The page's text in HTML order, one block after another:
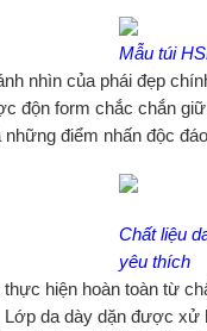
Mẫu túi
nhìn của phái đẹp
độn form chắc chắn
những điểm nhấn độc
Chất liệu
yêu thích
hiện hoàn toàn từ
da dày dặn được xử